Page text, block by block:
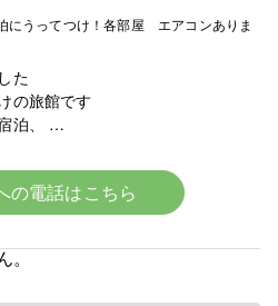
にうってつけ！各部屋 エアコンありま
た
の旅館です
泊、
の団体宿泊なども受け付けており
さい。0142-23-1393です。
の電話はこちら
。